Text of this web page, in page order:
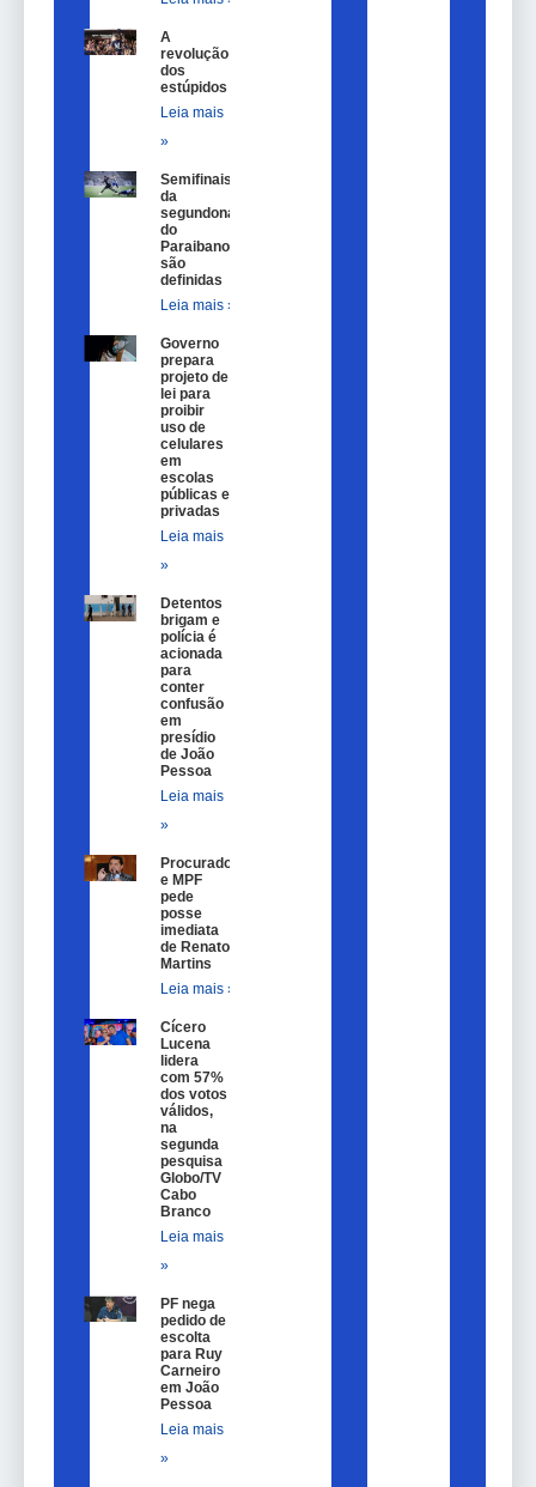
A
revolução
dos
estúpidos
Leia mais
»
Semifinais
da
segundona
do
Paraibano
são
definidas
Leia mais »
Governo
prepara
projeto de
lei para
proibir
uso de
celulares
em
escolas
públicas e
privadas
Leia mais
»
Detentos
brigam e
polícia é
acionada
para
conter
confusão
em
presídio
de João
Pessoa
Leia mais
»
Procurador
e MPF
pede
posse
imediata
de Renato
Martins
Leia mais »
Cícero
Lucena
lidera
com 57%
dos votos
válidos,
na
segunda
pesquisa
Globo/TV
Cabo
Branco
Leia mais
»
PF nega
pedido de
escolta
para Ruy
Carneiro
em João
Pessoa
Leia mais
»